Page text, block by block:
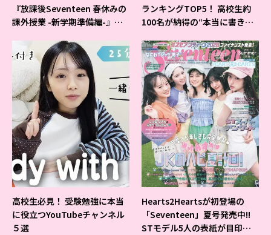
『放課後Seventeen 春休みの
課外授業 -新学期準備編-』イ
ランキングTOP5！ 高校生約
100名が納得の“本当に書きや
高校生必見！ 受験勉強に本当
に役立つYouTubeチャンネル
５選
Hearts2Heartsが初登場の
「Seventeen」夏号発売中!!
STモデル5人の表紙が目印だ